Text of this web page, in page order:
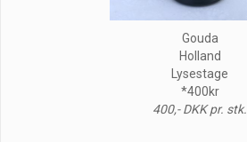
Gouda
Holland
Lysestage
*400kr
400,- DKK pr. stk.